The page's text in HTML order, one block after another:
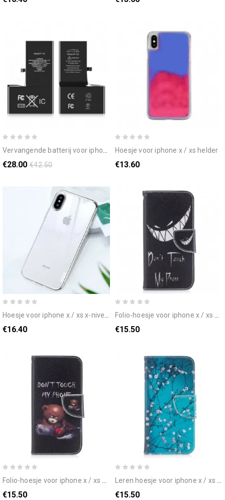
vervangende batterij voor iphone xs iparsexpert
€28.00 €42.50
hoesje voor iphone x / xs helder
€13.60
hoesje voor iphone x / xs x-niveau transparant
€16.40
folio-hoesje voor iphone x / xs duivelstelefoon
€15.50
folio-hoesje voor iphone x / xs gevaarlijke beer
€15.50
leren hoesje voor iphone x / xs bloeiende boom
€15.50